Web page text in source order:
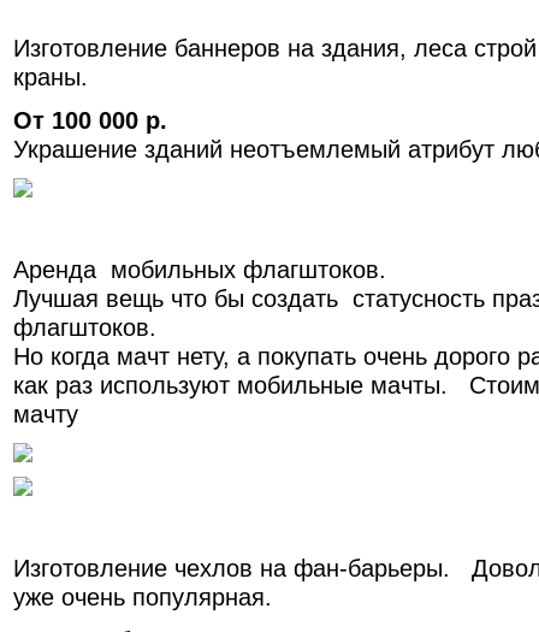
Изготовление баннеров на здания, леса
краны.
От 100 000 р.
Украшение зданий неотъемлемый атрибут
Аренда мобильных флагштоков.
Лучшая вещь что бы создать статусность
флагштоков.
Но когда мачт нету, а покупать очень дорого
как раз используют мобильные мачты.
мачту
Изготовление чехлов на фан-барьеры.
уже очень популярная.